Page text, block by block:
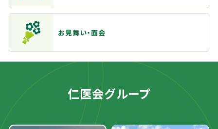
お見舞い・面会
仁医会グループ